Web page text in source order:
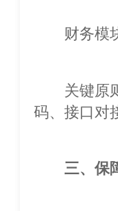
财务模块
关键原则
码、接口对接
三、保障